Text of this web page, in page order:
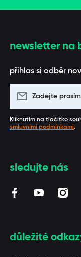
newsletter na
přihlas si odběr
Zadejte
Kliknutím na tlačítko
smluvními podmínkami.
sledujte nás
facebookcom/
důležité